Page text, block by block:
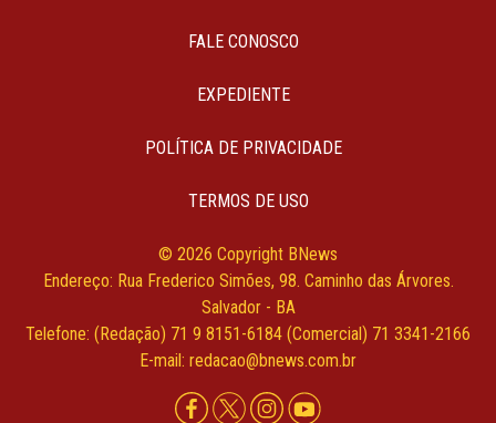
FALE CONOSCO
EXPEDIENTE
POLÍTICA DE PRIVACIDADE
TERMOS DE USO
© 2026 Copyright BNews
Endereço: Rua Frederico Simões, 98. Caminho das Árvores.
Salvador - BA
Telefone: (Redação) 71 9 8151-6184 (Comercial) 71 3341-2166
E-mail: redacao@bnews.com.br